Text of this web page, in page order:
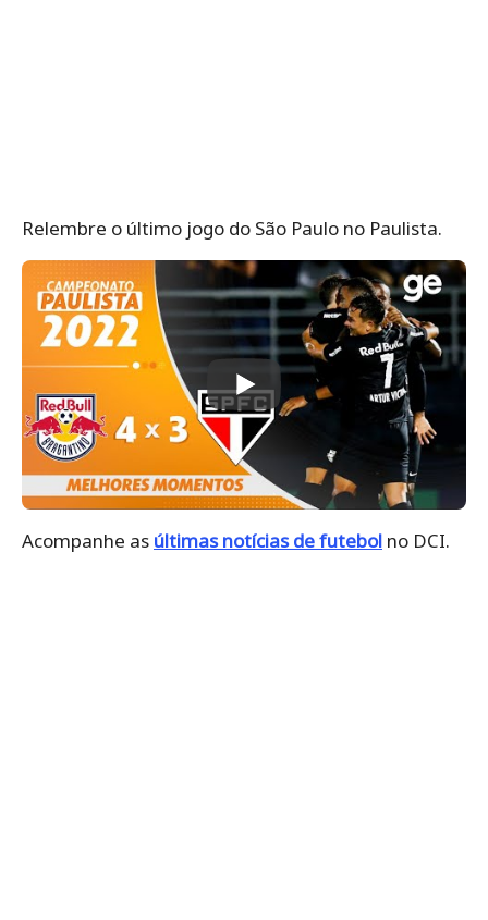
Relembre o último jogo do São Paulo no Paulista.
Acompanhe as últimas notícias de futebol no DCI.